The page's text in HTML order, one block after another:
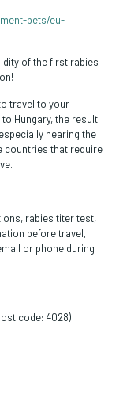
pets/eu-
of the first rabies
travel to your
Hungary, the result
nearing the
countries that require
rabies titer test,
before travel,
or phone during
code: 4028)